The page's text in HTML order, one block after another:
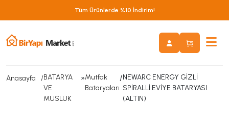
Tüm Ürünlerde %10 İndirim!
Anasayfa
BATARYA
VE
MUSLUK
»Mutfak
Bataryaları
/NEWARC ENERGY GİZLİ
SPİRALLİ EVİYE BATARYASI
(ALTIN)